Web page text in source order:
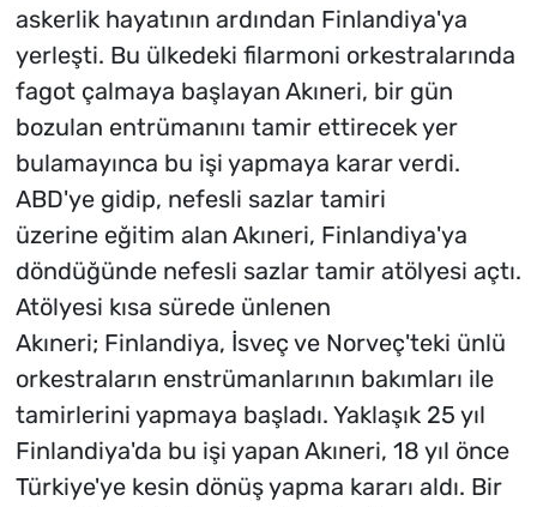
askerlik hayatının ardından Finlandiya'ya
yerleşti. Bu ülkedeki filarmoni orkestralarında
fagot çalmaya başlayan Akıneri, bir gün
bozulan entrümanını tamir ettirecek yer
bulamayınca bu işi yapmaya karar verdi.
ABD'ye gidip, nefesli sazlar tamiri
üzerine eğitim alan Akıneri, Finlandiya'ya
döndüğünde nefesli sazlar tamir atölyesi açtı.
Atölyesi kısa sürede ünlenen
Akıneri; Finlandiya, İsveç ve Norveç'teki ünlü
orkestraların enstrümanlarının bakımları ile
tamirlerini yapmaya başladı. Yaklaşık 25 yıl
Finlandiya'da bu işi yapan Akıneri, 18 yıl önce
Türkiye'ye kesin dönüş yapma kararı aldı. Bir